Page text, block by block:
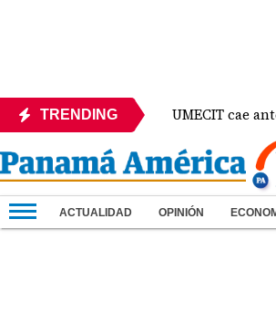
TRENDING UMECIT cae ante
ACTUALIDAD OPINIÓN